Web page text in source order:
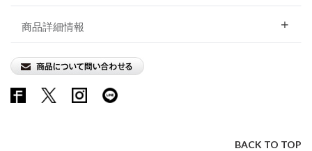
商品詳細情報
BACK TO TOP